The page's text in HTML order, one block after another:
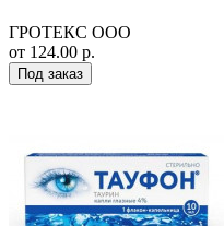
ГРОТЕКС ООО
от 124.00 р.
Под заказ